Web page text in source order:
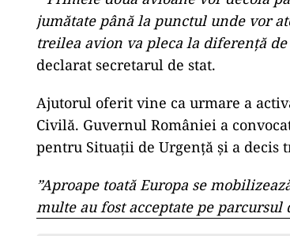
Inițial, MApN a pus la dispoziție
vor pleca spre Turcia şi care vor